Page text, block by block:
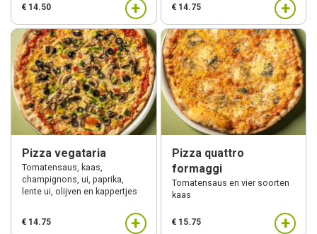
Catering
Over ons
Contact
Login
€ 14.50 + € 14.75 +
Pizza vegataria
Tomatensaus, kaas,
champignons, ui, paprika,
lente ui, olijven en kappertjes
€ 14.75 +
Pizza quattro
formaggi
Tomatensaus en vier soorten
kaas
€ 15.75 +